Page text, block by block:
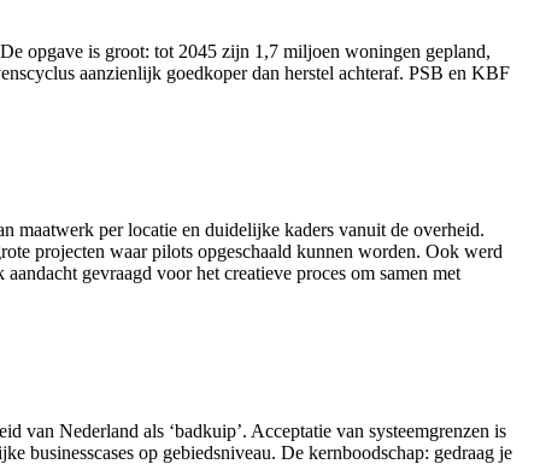
opgave is groot: tot 2045 zijn 1,7 miljoen woningen gepland,
aanzienlijk goedkoper dan herstel achteraf. PSB en KBF
per locatie en duidelijke kaders vanuit de overheid.
projecten waar pilots opgeschaald kunnen worden. Ook werd
gevraagd voor het creatieve proces om samen met
van Nederland als ‘badkuip’. Acceptatie van systeemgrenzen is
businesscases op gebiedsniveau. De kernboodschap: gedraag je